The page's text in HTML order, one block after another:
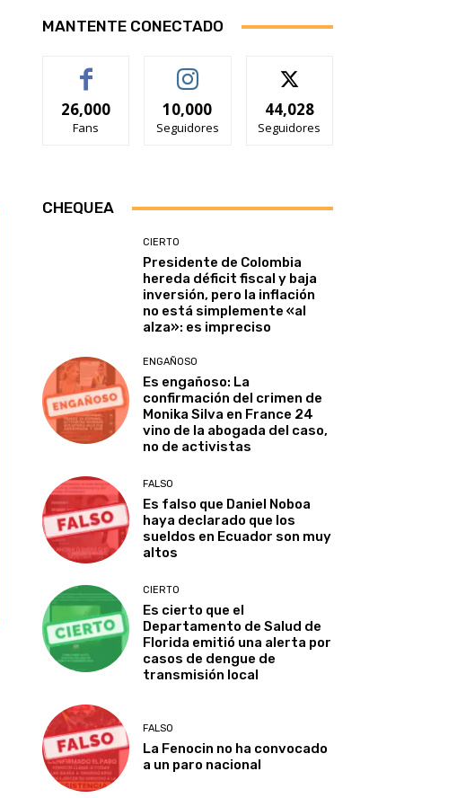
MANTENTE CONECTADO
26,000
Fans
10,000
Seguidores
44,028
Seguidores
CHEQUEA
CIERTO
Presidente de Colombia
hereda déficit fiscal y baja
inversión, pero la inflación
no está simplemente «al
alza»: es impreciso
ENGAÑOSO
Es engañoso: La
confirmación del crimen de
Monika Silva en France 24
vino de la abogada del caso,
no de activistas
FALSO
Es falso que Daniel Noboa
haya declarado que los
sueldos en Ecuador son muy
altos
CIERTO
Es cierto que el
Departamento de Salud de
Florida emitió una alerta por
casos de dengue de
transmisión local
FALSO
La Fenocin no ha convocado
a un paro nacional